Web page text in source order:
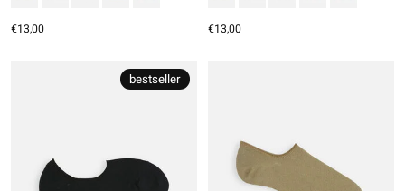
€13,00 €13,00
bestseller